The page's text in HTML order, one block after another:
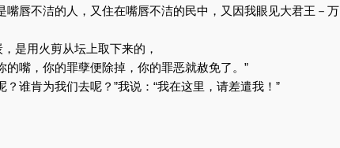
嘴唇不洁的人，又住在嘴唇不洁的民中，又因我眼见大君王－万
是用火剪从坛上取下来的，
嘴，你的罪孽便除掉，你的罪恶就赦免了。”
谁肯为我们去呢？”我说：“我在这里，请差遣我！”